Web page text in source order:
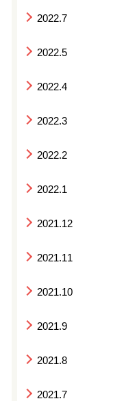
2022.7
2022.5
2022.4
2022.3
2022.2
2022.1
2021.12
2021.11
2021.10
2021.9
2021.8
2021.7